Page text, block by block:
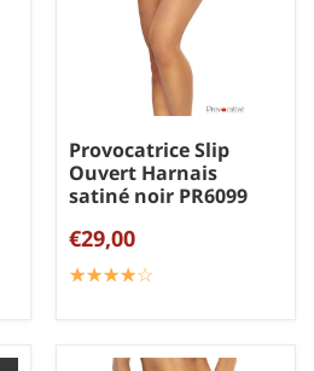
Provocatrice Slip
Ouvert Harnais
satiné noir PR6099
€29,00
☆☆☆☆☆
★★★★★